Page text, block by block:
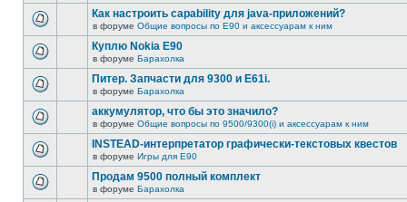
Как настроить capability для java-приложений?
в форуме Общие вопросы по E90 и аксессуарам к ним
Куплю Nokia E90
в форуме Барахолка
Питер. Запчасти для 9300 и Е61i.
в форуме Барахолка
аккумулятор, что бы это значило?
в форуме Общие вопросы по 9500/9300(i) и аксессуарам к ним
INSTEAD-интерпретатор графически-текстовых квестов
в форуме Игры для E90
Продам 9500 полный комплект
в форуме Барахолка